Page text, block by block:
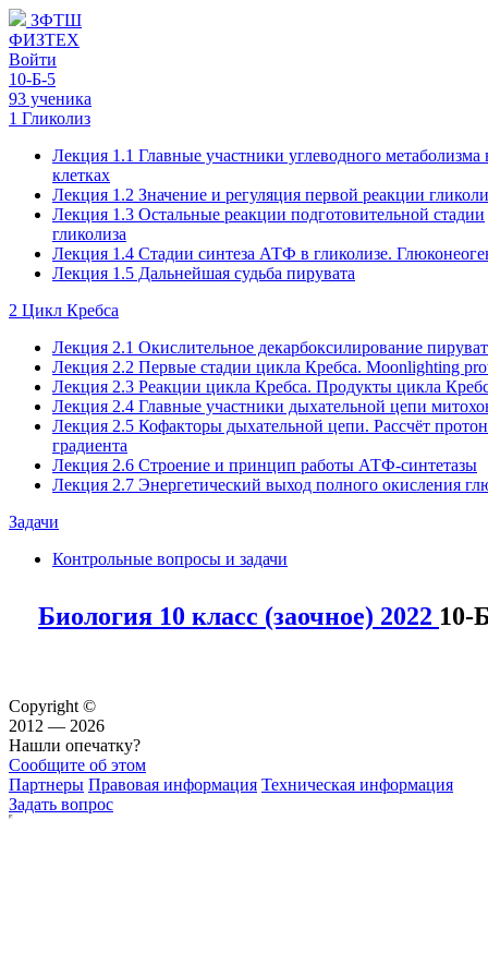
ЗФТШ
ФИЗТЕХ
Войти
10-Б-5
93 ученика
1 Гликолиз
Лекция 1.1 Главные участники углеводного метаболизма
клетках
Лекция 1.2 Значение и регуляция первой реакции
Лекция 1.3 Остальные реакции подготовительной стадии
гликолиза
Лекция 1.4 Стадии синтеза АТФ в гликолизе.
Лекция 1.5 Дальнейшая судьба пирувата
2 Цикл Кребса
Лекция 2.1 Окислительное декарбоксилирование
Лекция 2.2 Первые стадии цикла Кребса. Moonlighting
Лекция 2.3 Реакции цикла Кребса. Продукты цикла
Лекция 2.4 Главные участники дыхательной цепи
Лекция 2.5 Кофакторы дыхательной цепи. Рассчёт
градиента
Лекция 2.6 Строение и принцип работы АТФ-синтетазы
Лекция 2.7 Энергетический выход полного окисления
Задачи
Контрольные вопросы и задачи
Биология 10 класс (заочное) 2022 10-
Copyright ©
2012 — 2026
Нашли опечатку?
Сообщите об этом
Партнеры Правовая информация Техническая информация
Задать вопрос